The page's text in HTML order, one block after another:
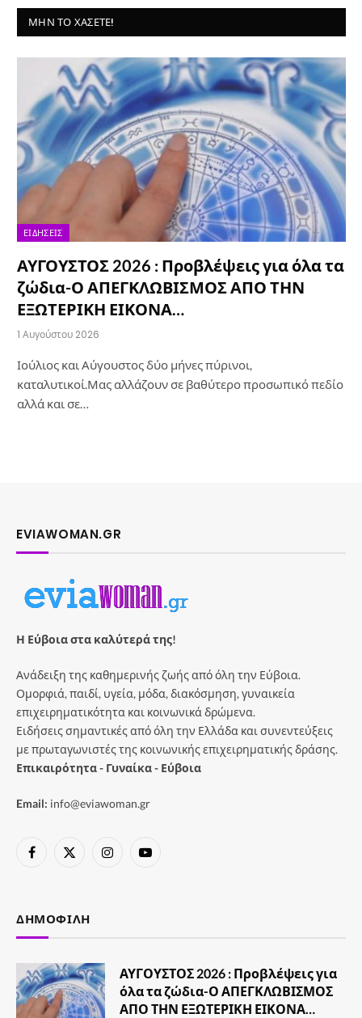
ΜΗΝ ΤΟ ΧΆΣΕΤΕ!
ΕΙΔΉΣΕΙΣ
ΑΥΓΟΥΣΤΟΣ 2026 : Προβλέψεις για όλα τα
ζώδια-Ο ΑΠΕΓΚΛΩΒΙΣΜΟΣ ΑΠΟ ΤΗΝ
ΕΞΩΤΕΡΙΚΗ ΕΙΚΟΝΑ…
1 Αυγούστου 2026
Ιούλιος και Αύγουστος δύο μήνες πύρινοι,
καταλυτικοί.Μας αλλάζουν σε βαθύτερο προσωπικό πεδίο
αλλά και σε…
EVIAWOMAN.GR
Η Εύβοια στα καλύτερά της!
Ανάδειξη της καθημερινής ζωής από όλη την Εύβοια.
Ομορφιά, παιδί, υγεία, μόδα, διακόσμηση, γυναικεία
επιχειρηματικότητα και κοινωνικά δρώμενα.
Ειδήσεις σημαντικές από όλη την Ελλάδα και συνεντεύξεις
με πρωταγωνιστές της κοινωνικής επιχειρηματικής δράσης.
Επικαιρότητα - Γυναίκα - Εύβοια
Email: info@eviawoman.gr
Facebook
X
InstagramYouTube
ΔΗΜΟΦΙΛΉ
ΑΥΓΟΥΣΤΟΣ 2026 : Προβλέψεις για
όλα τα ζώδια-Ο ΑΠΕΓΚΛΩΒΙΣΜΟΣ
ΑΠΟ ΤΗΝ ΕΞΩΤΕΡΙΚΗ ΕΙΚΟΝΑ…